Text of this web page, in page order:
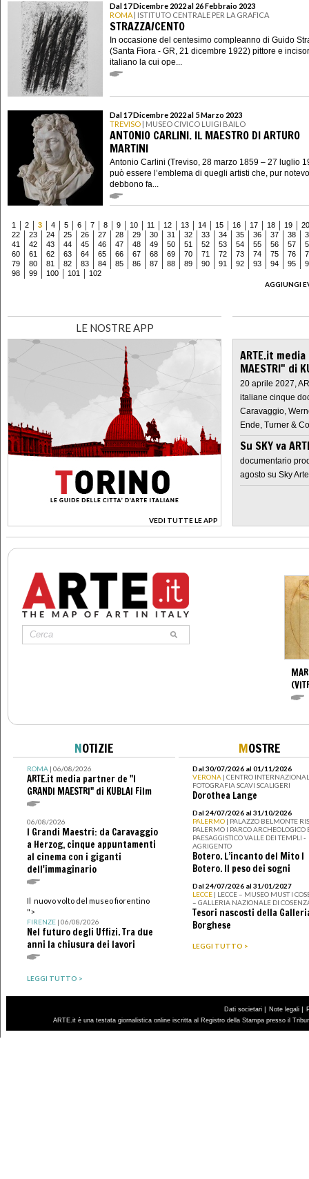
Dal 17 Dicembre 2022 al 26 Febbraio 2023
ROMA | ISTITUTO CENTRALE PER LA GRAFICA
STRAZZA/CENTO
In occasione del centesimo compleanno di Guido
(Santa Fiora - GR, 21 dicembre 1922) pittore e
italiano la cui ope...
Dal 17 Dicembre 2022 al 5 Marzo 2023
TREVISO | MUSEO CIVICO LUIGI BAILO
ANTONIO CARLINI. IL MAESTRO DI ARTURO
MARTINI
Antonio Carlini (Treviso, 28 marzo 1859 – 27 luglio
può essere l’emblema di quegli artisti che, pur
debbono fa...
1 2 3 4 5 6 7 8 9 10 11 12 13 14 15 16 17 18 19
20
22
23 24 25 26 27 28 29 30 31 32 33 34 35 36 37 38
41
42 43 44 45 46 47 48 49 50 51 52 53 54 55 56 57
60
61 62 63 64 65 66 67 68 69 70 71 72 73 74 75 76
79
80 81 82 83 84 85 86 87 88 89 90 91 92 93 94 95
98
99 100 101
102
AGGIUNGI
LE NOSTRE APP
VEDI TUTTE LE APP
>
ARTE.it
MAESTRI" di
20 aprile 2027,
italiane cinque
Caravaggio,
Ende, Turner &
Su SKY va
documentario
agosto su Sky Arte
NOTIZIE
ROMA| 06/08/2026
ARTE.it media partner de "I
GRANDI MAESTRI" di KUBLAI Film
06/08/2026
I Grandi Maestri: da Caravaggio
a Herzog, cinque appuntamenti
al cinema con i giganti
dell'immaginario
Il nuovo volto del museo fiorentino
">
FIRENZE| 06/08/2026
Nel futuro degli Uffizi. Tra due
anni la chiusura dei lavori
LEGGI TUTTO >
MOSTRE
Dal 30/07/2026 al 01/11/2026
VERONA | CENTRO
FOTOGRAFIA SCAVI SCALIGERI
Dorothea Lange
Dal 24/07/2026 al 31/10/2026
PALERMO | PALAZZO BELMONTE
PALERMO I PARCO ARCHEOLOGICO
PAESAGGISTICO VALLE DEI TEMPLI -
AGRIGENTO
Botero. L’incanto del Mito I
Botero. Il peso dei sogni
Dal 24/07/2026 al 31/01/2027
LECCE | LECCE – MUSEO MUST I
– GALLERIA NAZIONALE DI
Tesori nascosti della
Borghese
LEGGI TUTTO >
Dati societari | Note legali |
ARTE.it è una testata giornalistica online iscritta al Registro della Stampa presso il